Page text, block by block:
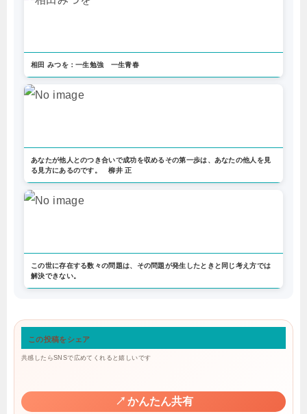
相田 みつを：一生勉強 一生青春
あなたが他人とのつき合いで成功を収めるその第一歩は、あなたの他人を見
る見方にあるのです。 柳井 正
この世に存在する数々の問題は、その問題が発生したときと同じ考え方では
解決できない。
この投稿をシェア
共感したらSNSで広めてくれると嬉しいです
↗ かんたん共有